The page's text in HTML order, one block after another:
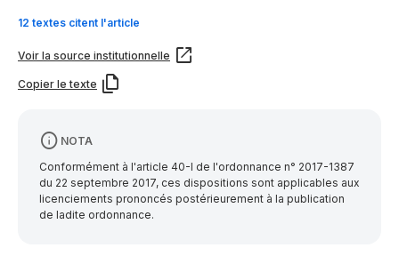
12 textes citent l'article
Voir la source institutionnelle
Copier le texte
NOTA
Conformément à l'article 40-I de l'ordonnance n° 2017-1387
du 22 septembre 2017, ces dispositions sont applicables aux
licenciements prononcés postérieurement à la publication
de ladite ordonnance.